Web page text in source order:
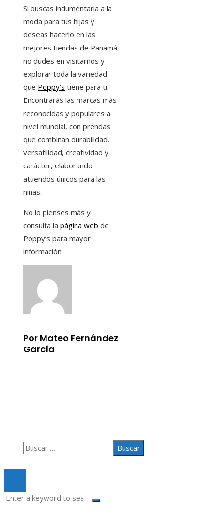
Si buscas indumentaria a la
moda para tus hijas y
deseas hacerlo en las
mejores tiendas de Panamá,
no dudes en visitarnos y
explorar toda la variedad
que Poppy’s tiene para ti.
Encontrarás las marcas más
reconocidas y populares a
nivel mundial, con prendas
que combinan durabilidad,
versatilidad, creatividad y
carácter, elaborando
atuendos únicos para las
niñas.
No lo pienses más y
consulta la página web de
Poppy’s para mayor
información.
Por Mateo Fernández
García
Buscar: